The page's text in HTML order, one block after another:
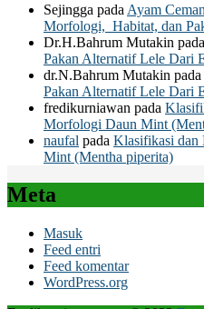
Sejingga pada Ayam
Morfologi, Habitat, dan
Dr.H.Bahrum Mutakin pada
Pakan Alternatif Lele Dari
dr.N.Bahrum Mutakin pada
Pakan Alternatif Lele Dari
fredikurniawan pada
Morfologi Daun Mint
naufal pada Klasifikasi dan
Mint (Mentha piperita)
Meta
Masuk
Feed entri
Feed komentar
WordPress.org